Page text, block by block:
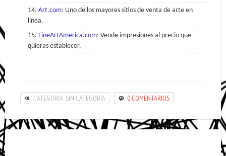
Art.com: Uno de los mayores sitios de venta de arte en
línea.
FineArtAmerica.com: Vende impresiones al precio que
quieras establecer.
CATEGORÍA: SIN CATEGORÍA 0 COMENTARIOS